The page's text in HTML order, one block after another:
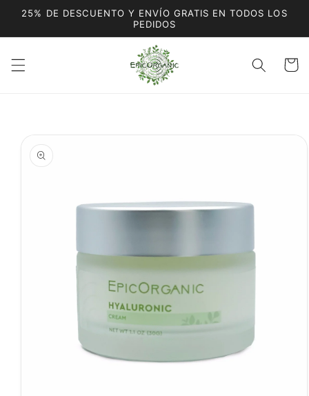
directamente
25% DE DESCUENTO Y ENVÍO GRATIS EN TODOS LOS
PEDIDOS
Carrito
información